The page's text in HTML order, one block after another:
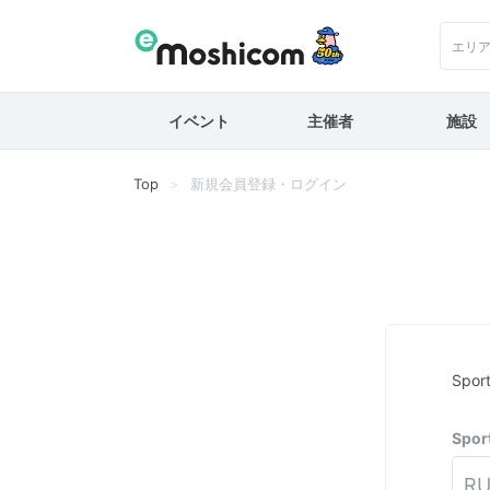
エリ
イベント 主催者 施設
Top 新規会員登録・ログイン